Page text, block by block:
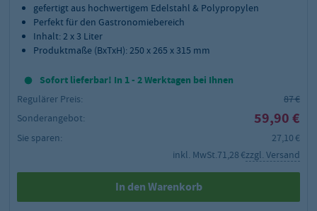
gefertigt aus hochwertigem Edelstahl & Polypropylen
Perfekt für den Gastronomiebereich
Inhalt: 2 x 3 Liter
Produktmaße (BxTxH): 250 x 265 x 315 mm
Sofort lieferbar! In 1 - 2 Werktagen bei Ihnen
Regulärer Preis:
87 €
Sonderangebot:
59,90 €
Sie sparen:
27,10 €
inkl. MwSt.71,28 €zzgl. Versand
In den Warenkorb